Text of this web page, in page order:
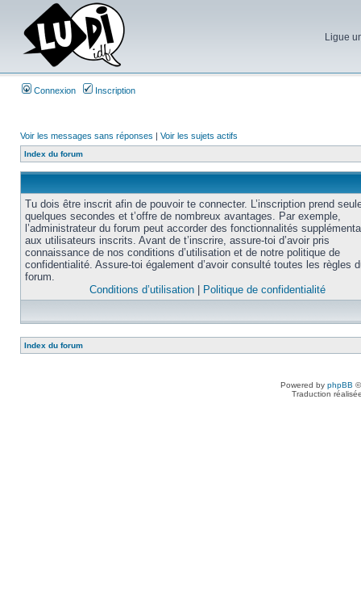
Ligue
Connexion Inscription
Voir les messages sans réponses | Voir les sujets actifs
Index du forum
Tu dois être inscrit afin de pouvoir te connecter. L’inscription prend
quelques secondes et t’offre de nombreux avantages. Par exemple,
l’administrateur du forum peut accorder des fonctionnalités
aux utilisateurs inscrits. Avant de t’inscrire, assure-toi d’avoir pris
connaissance de nos conditions d’utilisation et de notre politique de
confidentialité. Assure-toi également d’avoir consulté toutes les règles
forum.
Conditions d’utilisation
Politique de confidentialité
Index du forum
Powered by phpBB
Traduction